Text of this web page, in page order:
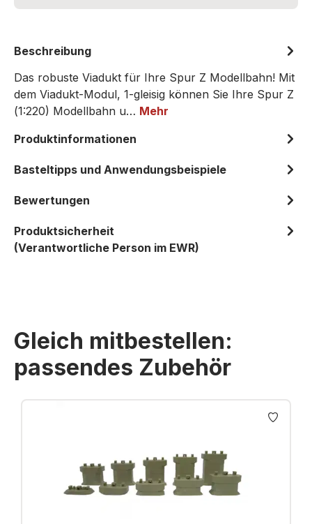
Beschreibung
Das robuste Viadukt für Ihre Spur Z Modellbahn! Mit
dem Viadukt-Modul, 1-gleisig können Sie Ihre Spur Z
(1:220) Modellbahn u… Mehr
Produktinformationen
Basteltipps und Anwendungsbeispiele
Bewertungen
Produktsicherheit
(Verantwortliche Person im EWR)
Gleich mitbestellen:
passendes Zubehör
Produktgalerie überspringen